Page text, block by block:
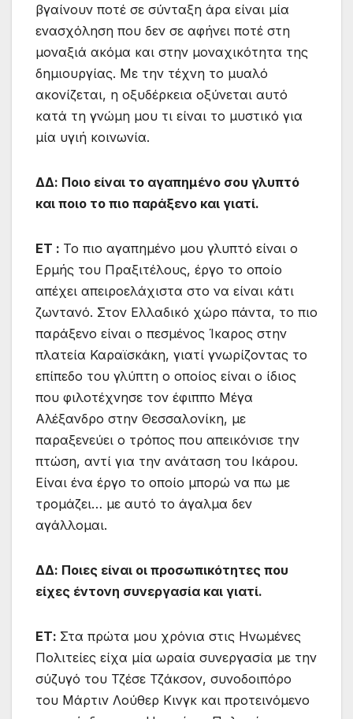
βγαίνουν ποτέ σε σύνταξη άρα είναι μία
ενασχόληση που δεν σε αφήνει ποτέ στη
μοναξιά ακόμα και στην μοναχικότητα της
δημιουργίας. Με την τέχνη το μυαλό
ακονίζεται, η οξυδέρκεια οξύνεται αυτό
κατά τη γνώμη μου τι είναι το μυστικό για
μία υγιή κοινωνία.
ΔΔ: Ποιο είναι το αγαπημένο σου γλυπτό
και ποιο το πιο παράξενο και γιατί.
ΕΤ : Το πιο αγαπημένο μου γλυπτό είναι ο
Ερμής του Πραξιτέλους, έργο το οποίο
απέχει απειροελάχιστα στο να είναι κάτι
ζωντανό. Στον Ελλαδικό χώρο πάντα, το πιο
παράξενο είναι ο πεσμένος Ίκαρος στην
πλατεία Καραϊσκάκη, γιατί γνωρίζοντας το
επίπεδο του γλύπτη ο οποίος είναι ο ίδιος
που φιλοτέχνησε τον έφιππο Μέγα
Αλέξανδρο στην Θεσσαλονίκη, με
παραξενεύει ο τρόπος που απεικόνισε την
πτώση, αντί για την ανάταση του Ικάρου.
Είναι ένα έργο το οποίο μπορώ να πω με
τρομάζει… με αυτό το άγαλμα δεν
αγάλλομαι.
ΔΔ: Ποιες είναι οι προσωπικότητες που
είχες έντονη συνεργασία και γιατί.
ΕΤ: Στα πρώτα μου χρόνια στις Ηνωμένες
Πολιτείες είχα μία ωραία συνεργασία με την
σύζυγό του Τζέσε Τζάκσον, συνοδοιπόρο
του Μάρτιν Λούθερ Κινγκ και προτεινόμενο